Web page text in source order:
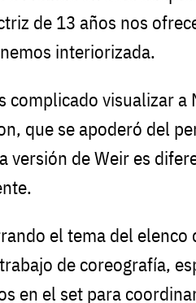
de 13 años nos
interiorizada.
complicado visualizar
que se apoderó del
versión de Weir es
el tema del elenco
de coreografía,
en el set para